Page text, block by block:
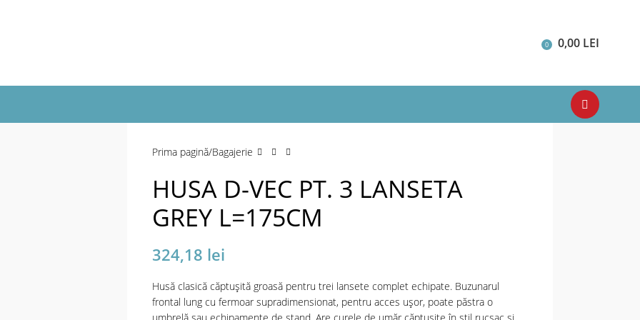
0 0,00 LEI
Prima pagină Bagajerie
HUSA D-VEC PT. 3 LANSETA
GREY L=175CM
324,18 lei
Husă clasică căptușită groasă pentru trei lansete complet echipate. Buzunarul
frontal lung cu fermoar supradimensionat, pentru acces ușor, poate păstra o